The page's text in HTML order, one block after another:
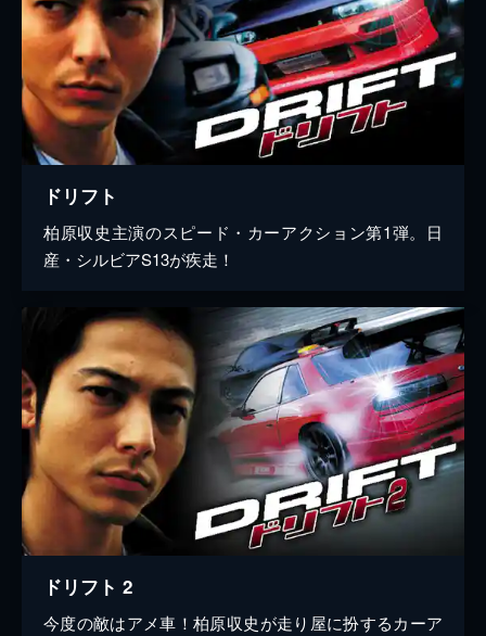
ドリフト
柏原収史主演のスピード・カーアクション第1弾。日
産・シルビアS13が疾走！
ドリフト 2
今度の敵はアメ車！柏原収史が走り屋に扮するカーア